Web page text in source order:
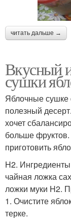
читать дальше →
Вкусный
сушки
Яблочные сушке
полезный
хочет
больше фруктов.
приготовить
H2.
чайная ложка
ложки муки H2.
1. Очистите
терке.